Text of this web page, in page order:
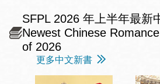
SFPL 2026 年上半年最新
Newest Chinese
of 2026
更多中文新書